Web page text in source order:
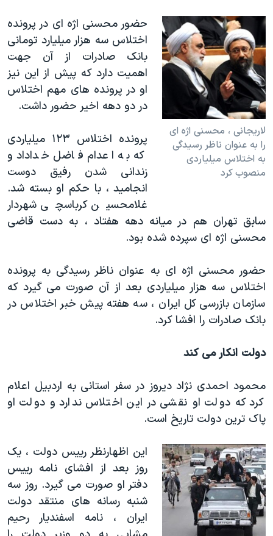
لاریجانی ، محسنی اژه ای
را به عنوان ناظر رسیدگی
به اختلاس میلیاردی
منصوب کرد
حضور محسنی اژه ای در پرونده
اختلاس سه هزار میلیارد تومانی
بانک صادرات از آن جهت
اهمیت دارد که پیش از این نیز
او در پرونده های مهم اختلاس
در دو دهه اخیر حضور داشت.
پرونده اختلاس ۱۲۳ میلیاردی
که به اعدام فاضل خداداد و
زندانی شدن رفیق دوست
انجامید ، با حکم او بسته شد.
غلامحسین کرباسچی شهردار
سابق تهران هم در میانه دهه هفتاد ، به دست قاضی
محسنی اژه ای سپرده شده بود.
حضور محسنی اژه ای به عنوان ناظر رسیدگی به پرونده
اختلاس سه هزار میلیاردی بعد از آن صورت می گیرد که
سازمان بازرسی کل ایران ، سه هفته پیش خبر اختلاس در
بانک صادرات را افشا کرد.
دولت انکار می کند
محمود احمدی نژاد دیروز در سفر استانی به اردبیل اعلام
کرد که دولت او نقشی در این اختلاس ندارد و دولت او
پاک ترین دولت تاریخ است.
این اظهارنظر رییس دولت ، یک
روز بعد از افشای نامه رییس
دفتر او صورت می گیرد. روز سه
شنبه رسانه های منتقد دولت
ایران ، نامه اسفندیار رحیم